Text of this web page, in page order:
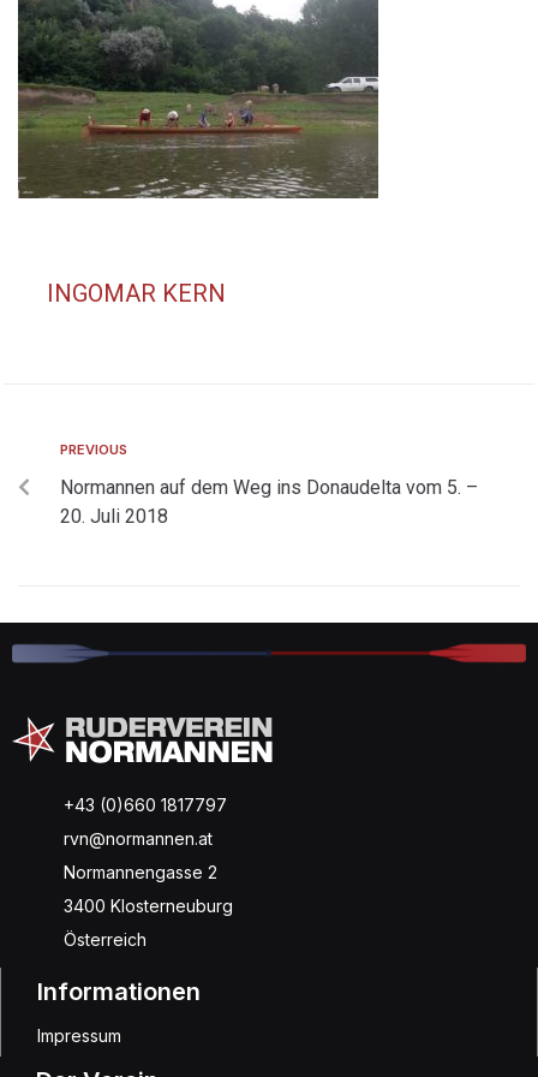
INGOMAR KERN
PREVIOUS
Normannen auf dem Weg ins Donaudelta vom 5. –
20. Juli 2018
+43 (0)660 1817797
rvn@normannen.at
Normannengasse 2
3400 Klosterneuburg
Österreich
Informationen
Impressum